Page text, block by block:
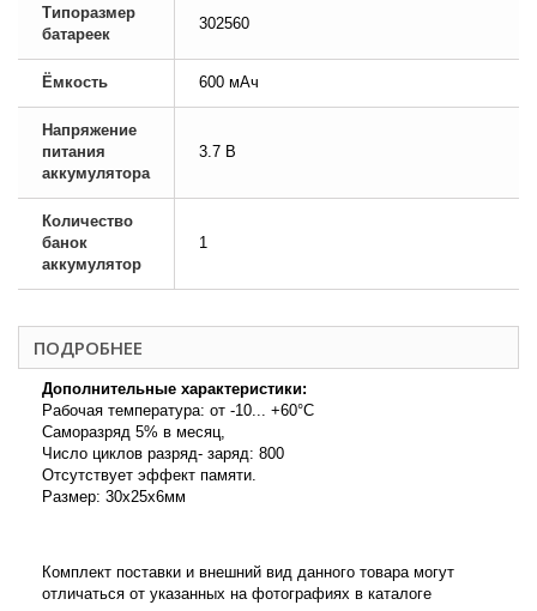
Типоразмер
батареек
302560
Ёмкость 600 мАч
Напряжение
питания
аккумулятора
3.7 В
Количество
банок
аккумулятор
1
ПОДРОБНЕЕ
Дополнительные характеристики:
Рабочая температура: от -10... +60°С
Саморазряд 5% в месяц,
Число циклов разряд- заряд: 800
Oтсутствует эффект памяти.
Размер: 30x25x6мм
Комплект поставки и внешний вид данного товара могут
отличаться от указанных на фотографиях в каталоге